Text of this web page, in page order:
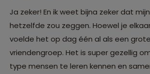
Ja zeker! En ik weet bijna zeker dat
hetzelfde zou zeggen. Hoewel je
voelde het op dag één al als een grote
vriendengroep. Het is super gezellig
type mensen te leren kennen en